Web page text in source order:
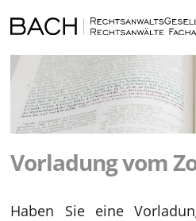
Vorladung vom
Haben Sie eine